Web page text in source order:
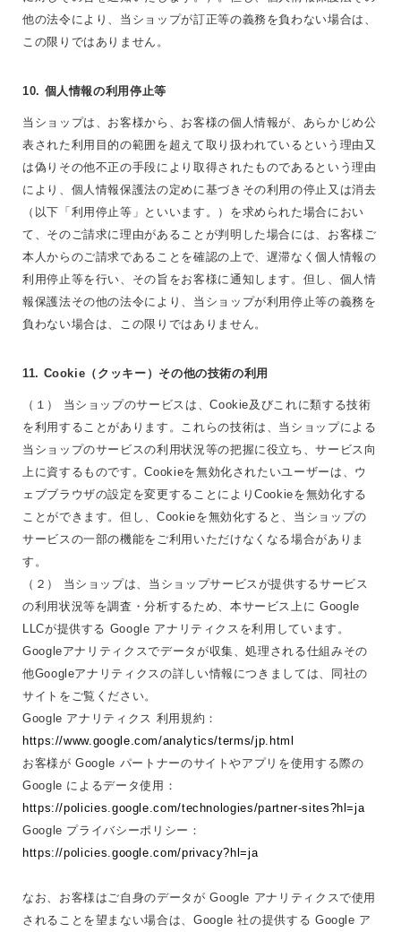
他の法令により、当ショップが訂正等の義務を負わない場合は、
この限りではありません。
10. 個人情報の利用停止等
当ショップは、お客様から、お客様の個人情報が、あらかじめ公
表された利用目的の範囲を超えて取り扱われているという理由又
は偽りその他不正の手段により取得されたものであるという理由
により、個人情報保護法の定めに基づきその利用の停止又は消去
（以下「利用停止等」といいます。）を求められた場合におい
て、そのご請求に理由があることが判明した場合には、お客様ご
本人からのご請求であることを確認の上で、遅滞なく個人情報の
利用停止等を行い、その旨をお客様に通知します。但し、個人情
報保護法その他の法令により、当ショップが利用停止等の義務を
負わない場合は、この限りではありません。
11. Cookie（クッキー）その他の技術の利用
（１） 当ショップのサービスは、Cookie及びこれに類する技術
を利用することがあります。これらの技術は、当ショップによる
当ショップのサービスの利用状況等の把握に役立ち、サービス向
上に資するものです。Cookieを無効化されたいユーザーは、ウ
ェブブラウザの設定を変更することによりCookieを無効化する
ことができます。但し、Cookieを無効化すると、当ショップの
サービスの一部の機能をご利用いただけなくなる場合がありま
す。
（２） 当ショップは、当ショップサービスが提供するサービス
の利用状況等を調査・分析するため、本サービス上に Google
LLCが提供する Google アナリティクスを利用しています。
Googleアナリティクスでデータが収集、処理される仕組みその
他Googleアナリティクスの詳しい情報につきましては、同社の
サイトをご覧ください。
Google アナリティクス 利用規約：
https://www.google.com/analytics/terms/jp.html
お客様が Google パートナーのサイトやアプリを使用する際の
Google によるデータ使用：
https://policies.google.com/technologies/partner-sites?hl=ja
Google プライバシーポリシー：
https://policies.google.com/privacy?hl=ja
なお、お客様はご自身のデータが Google アナリティクスで使用
されることを望まない場合は、Google 社の提供する Google ア